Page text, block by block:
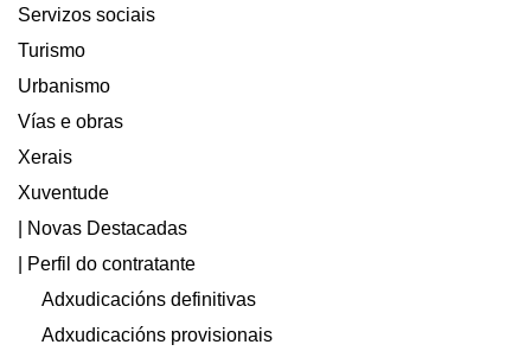
Servizos sociais
Turismo
Urbanismo
Vías e obras
Xerais
Xuventude
| Novas Destacadas
| Perfil do contratante
Adxudicacións definitivas
Adxudicacións provisionais